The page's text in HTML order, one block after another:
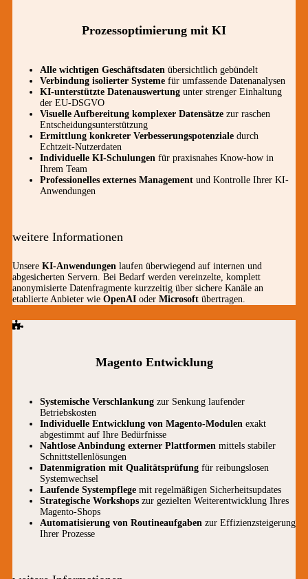
Prozessoptimierung mit KI
Alle wichtigen Geschäftsdaten übersichtlich gebündelt
Verbindung isolierter Systeme für umfassende Datenanalysen
KI-unterstützte Datenauswertung unter strenger Einhaltung
der EU-DSGVO
Visuelle Aufbereitung komplexer Datensätze zur raschen
Entscheidungsunterstützung
Ermittlung konkreter Verbesserungspotenziale durch
Echtzeit-Nutzerdaten
Individuelle KI-Schulungen für praxisnahes Know-how in
Ihrem Team
Professionelles externes Management und Kontrolle Ihrer KI-
Anwendungen
weitere Informationen
Unsere KI-Anwendungen laufen überwiegend auf internen und
abgesicherten Servern. Bei Bedarf werden vereinzelte, komplett
anonymisierte Datenfragmente kurzzeitig über sichere Kanäle an
etablierte Anbieter wie OpenAI oder Microsoft übertragen.
Magento Entwicklung
Systemische Verschlankung zur Senkung laufender
Betriebskosten
Individuelle Entwicklung von Magento-Modulen exakt
abgestimmt auf Ihre Bedürfnisse
Nahtlose Anbindung externer Plattformen mittels stabiler
Schnittstellenlösungen
Datenmigration mit Qualitätsprüfung für reibungslosen
Systemwechsel
Laufende Systempflege mit regelmäßigen Sicherheitsupdates
Strategische Workshops zur gezielten Weiterentwicklung Ihres
Magento-Shops
Automatisierung von Routineaufgaben zur Effizienzsteigerung
Ihrer Prozesse